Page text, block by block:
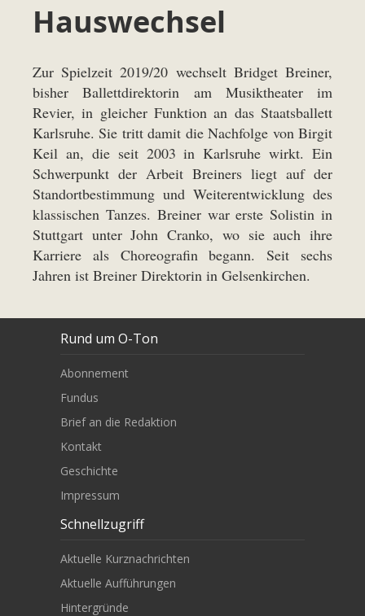
Hauswechsel
Zur Spielzeit 2019/20 wechselt Bridget Breiner,
bisher Ballettdirektorin am Musiktheater im
Revier, in gleicher Funktion an das Staatsballett
Karlsruhe. Sie tritt damit die Nachfolge von Birgit
Keil an, die seit 2003 in Karlsruhe wirkt. Ein
Schwerpunkt der Arbeit Breiners liegt auf der
Standortbestimmung und Weiterentwicklung des
klassischen Tanzes. Breiner war erste Solistin in
Stuttgart unter John Cranko, wo sie auch ihre
Karriere als Choreografin begann. Seit sechs
Jahren ist Breiner Direktorin in Gelsenkirchen.
Rund um O-Ton
Abonnement
Fundus
Brief an die Redaktion
Kontakt
Geschichte
Impressum
Schnellzugriff
Aktuelle Kurznachrichten
Aktuelle Aufführungen
Hintergründe